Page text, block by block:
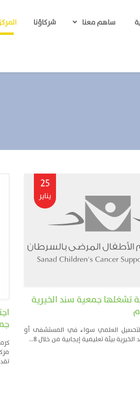
ساهم معنا شركاؤنا
25
يناير
تشغلها جمعية سند الخيرية
العلمي سواء في المستشفى أو
بيئة تعليمية إيجابية من خلال 8...